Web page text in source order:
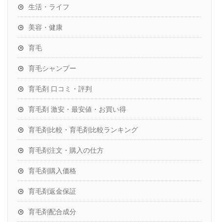
生活・ライフ
美容・健康
育毛
育毛シャンプー
育毛剤 口コミ・評判
育毛剤 激安・最安値・お買い得
育毛剤比較・育毛剤比較ランキング
育毛剤注文・購入の仕方
育毛剤購入価格
育毛剤返金保証
育毛剤配合成分